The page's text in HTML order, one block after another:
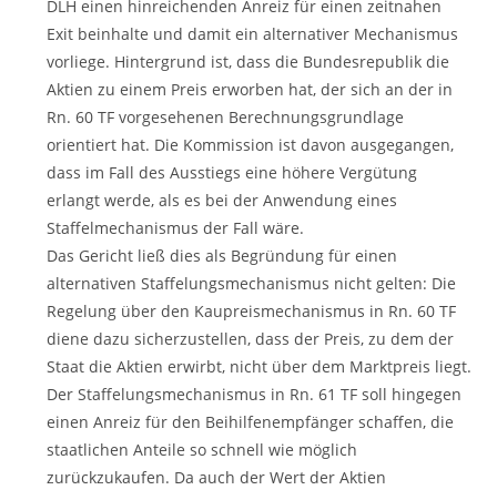
DLH einen hinreichenden Anreiz für einen zeitnahen
Exit beinhalte und damit ein alternativer Mechanismus
vorliege. Hintergrund ist, dass die Bundesrepublik die
Aktien zu einem Preis erworben hat, der sich an der in
Rn. 60 TF vorgesehenen Berechnungsgrundlage
orientiert hat. Die Kommission ist davon ausgegangen,
dass im Fall des Ausstiegs eine höhere Vergütung
erlangt werde, als es bei der Anwendung eines
Staffelmechanismus der Fall wäre.
Das Gericht ließ dies als Begründung für einen
alternativen Staffelungsmechanismus nicht gelten: Die
Regelung über den Kaupreismechanismus in Rn. 60 TF
diene dazu sicherzustellen, dass der Preis, zu dem der
Staat die Aktien erwirbt, nicht über dem Marktpreis liegt.
Der Staffelungsmechanismus in Rn. 61 TF soll hingegen
einen Anreiz für den Beihilfenempfänger schaffen, die
staatlichen Anteile so schnell wie möglich
zurückzukaufen. Da auch der Wert der Aktien